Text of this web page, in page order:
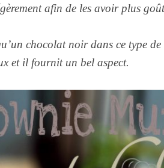
afin de les avoir plus
chocolat noir dans ce type
et il fournit un bel aspect.